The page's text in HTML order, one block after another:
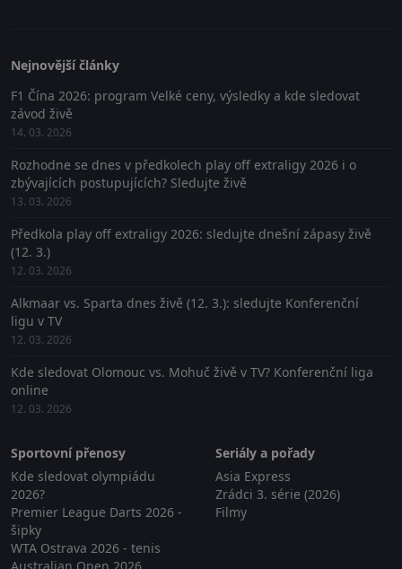
Nejnovější články
F1 Čína 2026: program Velké ceny, výsledky a kde sledovat
závod živě
14. 03. 2026
Rozhodne se dnes v předkolech play off extraligy 2026 i o
zbývajících postupujících? Sledujte živě
13. 03. 2026
Předkola play off extraligy 2026: sledujte dnešní zápasy živě
(12. 3.)
12. 03. 2026
Alkmaar vs. Sparta dnes živě (12. 3.): sledujte Konferenční
ligu v TV
12. 03. 2026
Kde sledovat Olomouc vs. Mohuč živě v TV? Konferenční liga
online
12. 03. 2026
Sportovní přenosy
Kde sledovat olympiádu
2026?
Premier League Darts 2026 -
šipky
WTA Ostrava 2026 - tenis
Seriály a pořady
Asia Express
Zrádci 3. série (2026)
Filmy